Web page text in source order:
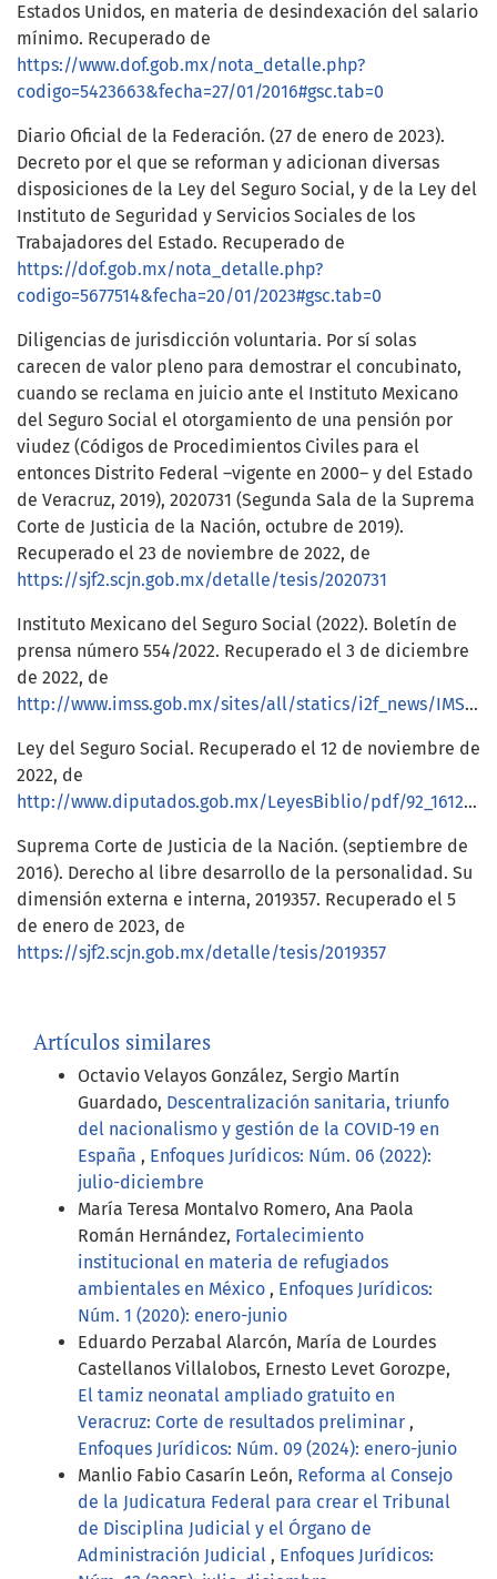
Estados Unidos, en materia de desindexación del salario
mínimo. Recuperado de
https://www.dof.gob.mx/nota_detalle.php?
codigo=5423663&fecha=27/01/2016#gsc.tab=0
Diario Oficial de la Federación. (27 de enero de 2023).
Decreto por el que se reforman y adicionan diversas
disposiciones de la Ley del Seguro Social, y de la Ley del
Instituto de Seguridad y Servicios Sociales de los
Trabajadores del Estado. Recuperado de
https://dof.gob.mx/nota_detalle.php?
codigo=5677514&fecha=20/01/2023#gsc.tab=0
Diligencias de jurisdicción voluntaria. Por sí solas
carecen de valor pleno para demostrar el concubinato,
cuando se reclama en juicio ante el Instituto Mexicano
del Seguro Social el otorgamiento de una pensión por
viudez (Códigos de Procedimientos Civiles para el
entonces Distrito Federal –vigente en 2000– y del Estado
de Veracruz, 2019), 2020731 (Segunda Sala de la Suprema
Corte de Justicia de la Nación, octubre de 2019).
Recuperado el 23 de noviembre de 2022, de
https://sjf2.scjn.gob.mx/detalle/tesis/2020731
Instituto Mexicano del Seguro Social (2022). Boletín de
prensa número 554/2022. Recuperado el 3 de diciembre
de 2022, de
http://www.imss.gob.mx/sites/all/statics/i2f_news/IMSS%20BoleC3%ADn%20554.pdf
Ley del Seguro Social. Recuperado el 12 de noviembre de
2022, de
http://www.diputados.gob.mx/LeyesBiblio/pdf/92_161220.pdf
Suprema Corte de Justicia de la Nación. (septiembre de
2016). Derecho al libre desarrollo de la personalidad. Su
dimensión externa e interna, 2019357. Recuperado el 5
de enero de 2023, de
https://sjf2.scjn.gob.mx/detalle/tesis/2019357
Artículos similares
Octavio Velayos González, Sergio Martín
Guardado, Descentralización sanitaria, triunfo
del nacionalismo y gestión de la COVID-19 en
España , Enfoques Jurídicos: Núm. 06 (2022):
julio-diciembre
María Teresa Montalvo Romero, Ana Paola
Román Hernández, Fortalecimiento
institucional en materia de refugiados
ambientales en México , Enfoques Jurídicos:
Núm. 1 (2020): enero-junio
Eduardo Perzabal Alarcón, María de Lourdes
Castellanos Villalobos, Ernesto Levet Gorozpe,
El tamiz neonatal ampliado gratuito en
Veracruz: Corte de resultados preliminar ,
Enfoques Jurídicos: Núm. 09 (2024): enero-junio
Manlio Fabio Casarín León, Reforma al Consejo
de la Judicatura Federal para crear el Tribunal
de Disciplina Judicial y el Órgano de
Administración Judicial , Enfoques Jurídicos: